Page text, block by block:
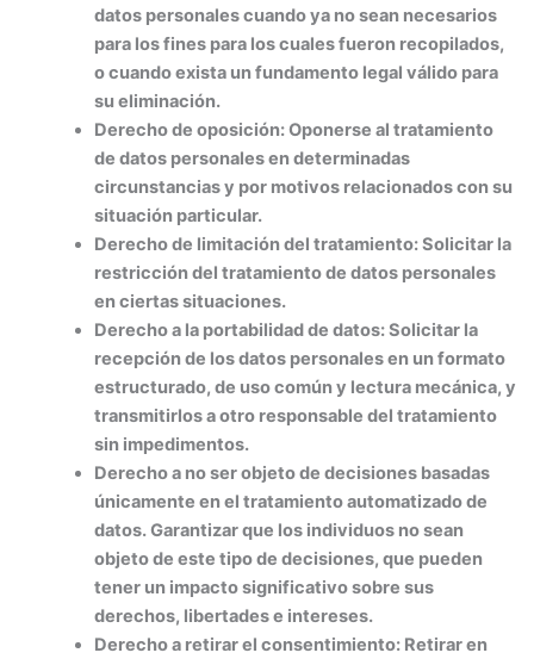
datos personales cuando ya no sean necesarios
para los fines para los cuales fueron recopilados,
o cuando exista un fundamento legal válido para
su eliminación.
Derecho de oposición:Oponerse al tratamiento
de datos personales en determinadas
circunstancias y por motivos relacionados con su
situación particular.
Derecho de limitación del tratamiento:Solicitar la
restricción del tratamiento de datos personales
en ciertas situaciones.
Derecho a la portabilidad de datos:Solicitar la
recepción de los datos personales en un formato
estructurado, de uso común y lectura mecánica, y
transmitirlos a otro responsable del tratamiento
sin impedimentos.
Derecho a no ser objeto de decisiones basadas
únicamente en el tratamiento automatizado de
datos. Garantizar que los individuos no sean
objeto de este tipo de decisiones, que pueden
tener un impacto significativo sobre sus
derechos, libertades e intereses.
Derecho a retirar el consentimiento:Retirar en